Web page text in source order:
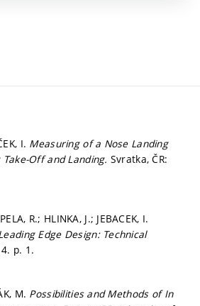
I. Measuring of a Nose Landing
Off and Landing. Svratka, ČR:
R.; HLINKA, J.; JEBACEK, I.
Edge Design: Technical
p. 1.
M. Possibilities and Methods of In